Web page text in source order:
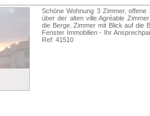
Schöne Wohnung 3 Zimmer,
über der alten ville.Agréable
die Berge. Zimmer mit Blick auf die
Fenster Immobilien - Ihr
Ref: 41510